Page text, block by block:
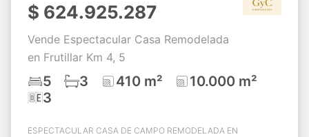
$ 624.925.287
Vende Espectacular Casa Remodelada
en Frutillar Km 4, 5
5 3 410 m²
10.000 m²
3
ESPECTACULAR CASA DE CAMPO REMODELADA EN